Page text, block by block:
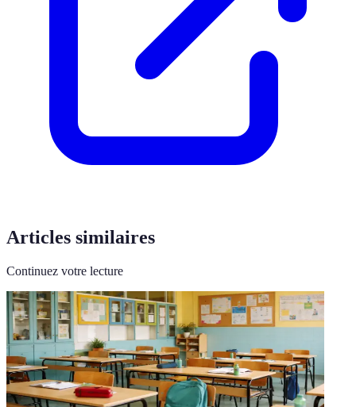
Articles similaires
Continuez votre lecture